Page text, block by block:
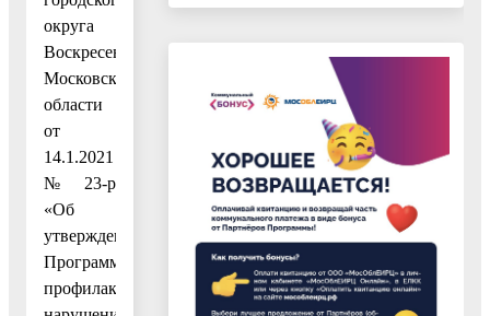
округа
Воскресенск
Московской
области
от
14.1.2021
№ 23-р
«Об
утверждении
Программы
профилактики